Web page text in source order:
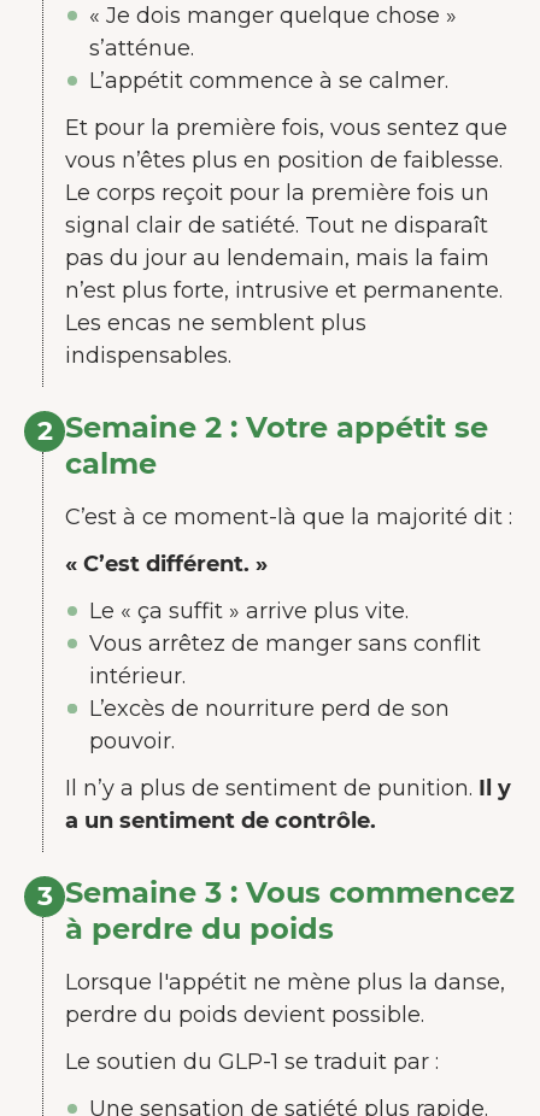
« Je dois manger quelque chose »
s’atténue.
L’appétit commence à se calmer.
Et pour la première fois, vous sentez que
vous n’êtes plus en position de faiblesse.
Le corps reçoit pour la première fois un
signal clair de satiété. Tout ne disparaît
pas du jour au lendemain, mais la faim
n’est plus forte, intrusive et permanente.
Les encas ne semblent plus
indispensables.
2 Semaine 2 : Votre appétit se
calme
C’est à ce moment-là que la majorité dit :
« C’est différent. »
Le « ça suffit » arrive plus vite.
Vous arrêtez de manger sans conflit
intérieur.
L’excès de nourriture perd de son
pouvoir.
Il n’y a plus de sentiment de punition. Il y
a un sentiment de contrôle.
3 Semaine 3 : Vous commencez
à perdre du poids
Lorsque l'appétit ne mène plus la danse,
perdre du poids devient possible.
Le soutien du GLP-1 se traduit par :
Une sensation de satiété plus rapide.
BIENVENUE CHEZ JUNAIU.
Nous utilisons des cookies sur notre
site web afin d'améliorer l'expérience